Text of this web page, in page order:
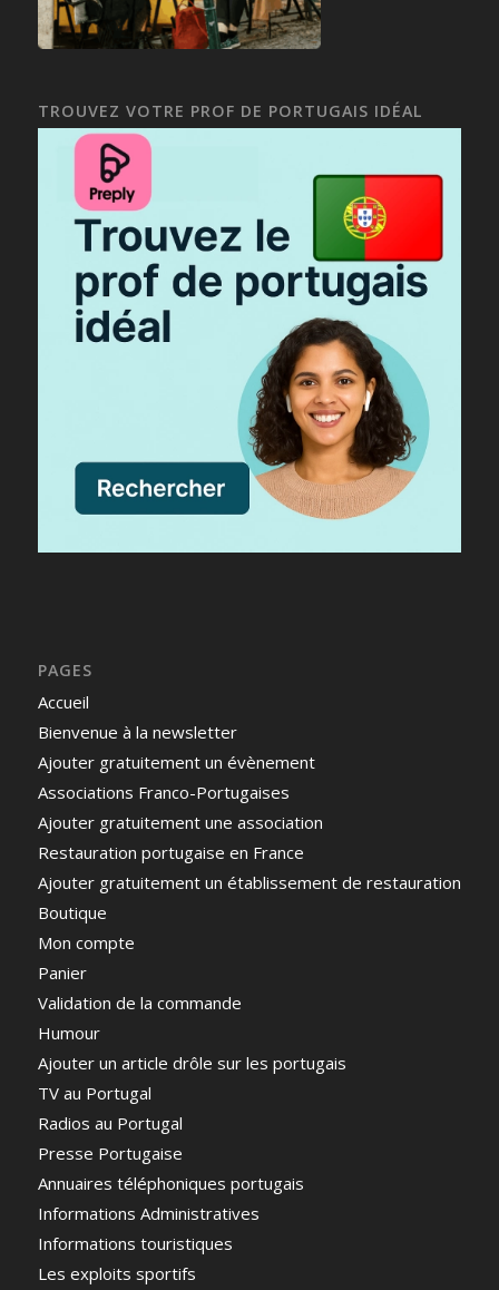
TROUVEZ VOTRE PROF DE PORTUGAIS IDÉAL
PAGES
Accueil
Bienvenue à la newsletter
Ajouter gratuitement un évènement
Associations Franco-Portugaises
Ajouter gratuitement une association
Restauration portugaise en France
Ajouter gratuitement un établissement de restauration
Boutique
Mon compte
Panier
Validation de la commande
Humour
Ajouter un article drôle sur les portugais
TV au Portugal
Radios au Portugal
Presse Portugaise
Annuaires téléphoniques portugais
Informations Administratives
Informations touristiques
Les exploits sportifs